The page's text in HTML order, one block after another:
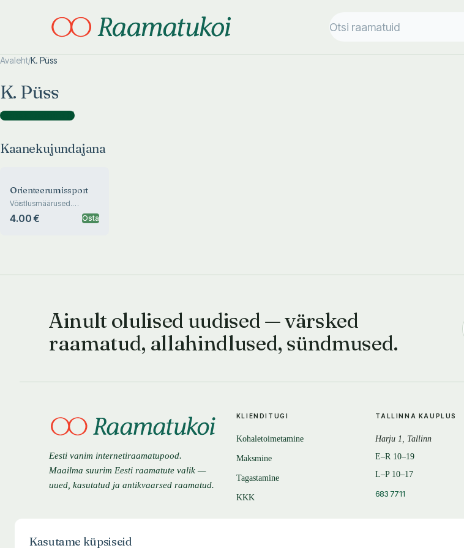
Avaleht/K. Püss
K. Püss
Kaanekujundajana )
Kaanekujundajana
Orienteerumissport
Võistlusmäärused.
Juhised rajameistrile
4.00 € Osta
Ainult olulised uudised — värsked
raamatud, allahindlused, sündmused.
Eesti vanim internetiraamatupood.
Maailma suurim Eesti raamatute valik —
uued, kasutatud ja antikvaarsed raamatud.
KLIENDITUGI
Kohaletoimetamine
Maksmine
Tagastamine
KKK
TALLINNA KAUPLUS
Harju 1, Tallinn
E–R 10–19
L–P 10–17
683 7711
Kasutame küpsiseid